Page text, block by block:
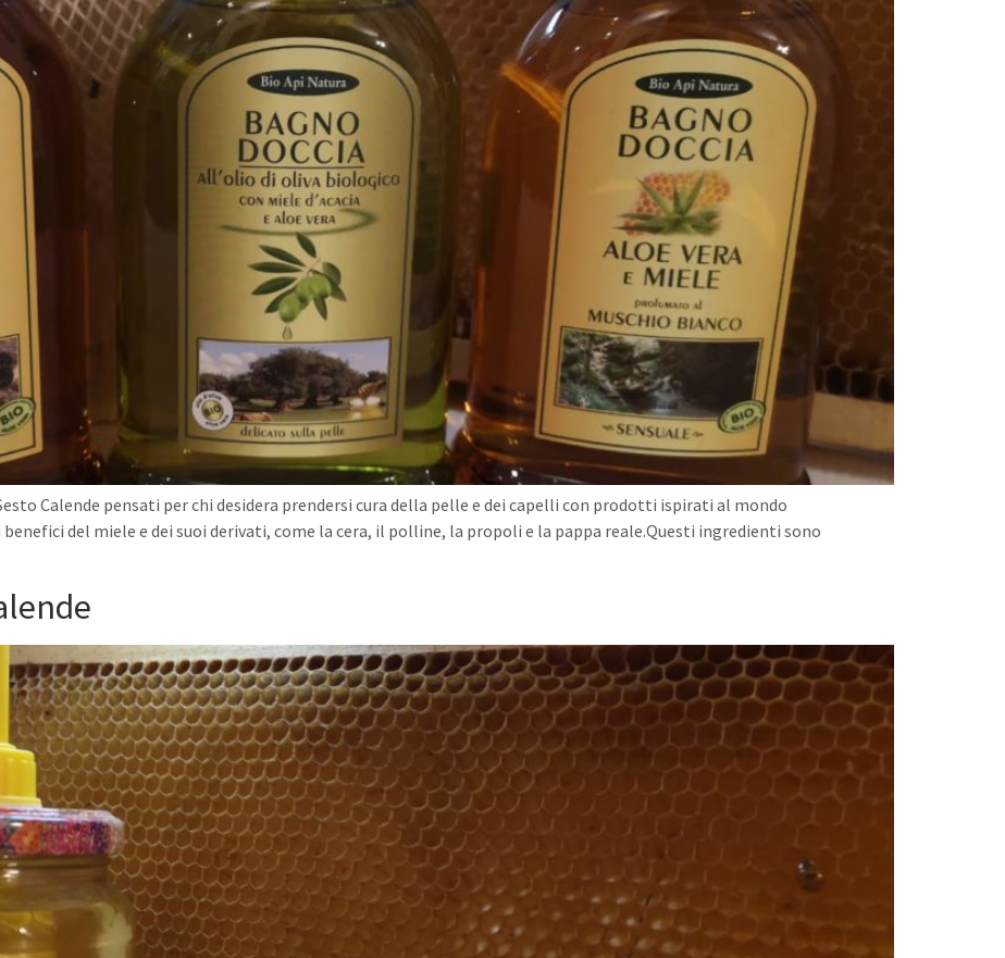
Calende pensati per chi desidera prendersi cura della pelle e dei capelli con prodotti ispirati al mondo
benefici del miele e dei suoi derivati, come la cera, il polline, la propoli e la pappa reale.Questi ingredienti sono